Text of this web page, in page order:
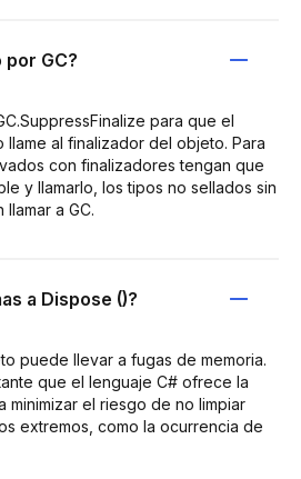
por GC?
para que el
al finalizador del objeto. Para
con finalizadores tengan que
y llamarlo, los tipos no sellados sin
a GC.
a Dispose ()?
puede llevar a fugas de memoria.
que el lenguaje C# ofrece la
minimizar el riesgo de no limpiar
extremos, como la ocurrencia de